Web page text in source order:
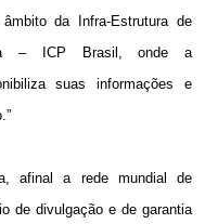
da Infra-Estrutura de
– ICP Brasil, onde a
suas informações e
afinal a rede mundial de
de divulgação e de garantia